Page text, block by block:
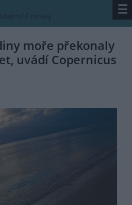
/ zprávy ☰
moře překonaly
uvádí Copernicus